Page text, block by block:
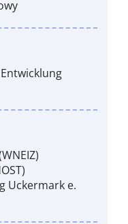
Uckermark e.